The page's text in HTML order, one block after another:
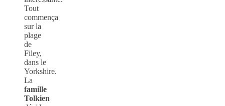
Tout
commença
sur la
plage
de
Filey,
dans le
Yorkshire.
La
famille
Tolkien